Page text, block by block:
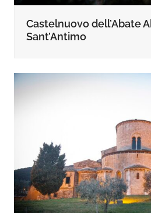
Castelnuovo dell’Abate
Sant’Antimo